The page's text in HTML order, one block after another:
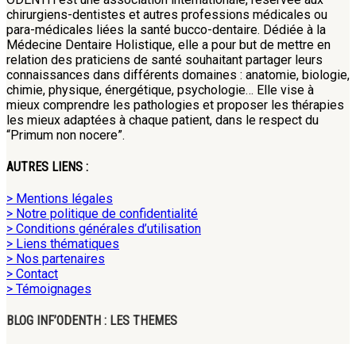
chirurgiens-dentistes et autres professions médicales ou
para-médicales liées la santé bucco-dentaire. Dédiée à la
Médecine Dentaire Holistique, elle a pour but de mettre en
relation des praticiens de santé souhaitant partager leurs
connaissances dans différents domaines : anatomie, biologie,
chimie, physique, énergétique, psychologie… Elle vise à
mieux comprendre les pathologies et proposer les thérapies
les mieux adaptées à chaque patient, dans le respect du
“Primum non nocere”.
AUTRES LIENS :
> Mentions légales
> Notre politique de confidentialité
> Conditions générales d’utilisation
> Liens thématiques
> Nos partenaires
> Contact
> Témoignages
BLOG INF’ODENTH : LES THEMES